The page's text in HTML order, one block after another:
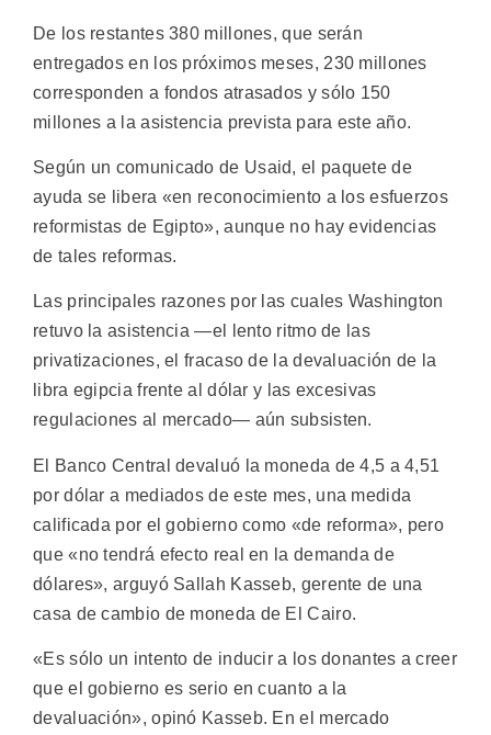
De los restantes 380 millones, que serán
entregados en los próximos meses, 230 millones
corresponden a fondos atrasados y sólo 150
millones a la asistencia prevista para este año.
Según un comunicado de Usaid, el paquete de
ayuda se libera «en reconocimiento a los esfuerzos
reformistas de Egipto», aunque no hay evidencias
de tales reformas.
Las principales razones por las cuales Washington
retuvo la asistencia —el lento ritmo de las
privatizaciones, el fracaso de la devaluación de la
libra egipcia frente al dólar y las excesivas
regulaciones al mercado— aún subsisten.
El Banco Central devaluó la moneda de 4,5 a 4,51
por dólar a mediados de este mes, una medida
calificada por el gobierno como «de reforma», pero
que «no tendrá efecto real en la demanda de
dólares», arguyó Sallah Kasseb, gerente de una
casa de cambio de moneda de El Cairo.
«Es sólo un intento de inducir a los donantes a creer
que el gobierno es serio en cuanto a la
devaluación», opinó Kasseb. En el mercado